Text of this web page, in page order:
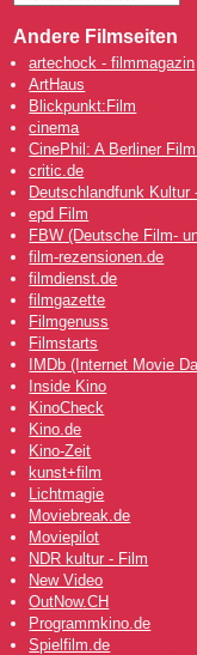
Andere Filmseiten
artechock - filmmagazin
ArtHaus
Blickpunkt:Film
cinema
CinePhil: A Berliner
critic.de
Deutschlandfunk Kultur
epd Film
FBW (Deutsche Film-
film-rezensionen.de
filmdienst.de
filmgazette
Filmgenuss
Filmstarts
IMDb (Internet Movie
Inside Kino
KinoCheck
Kino.de
Kino-Zeit
kunst+film
Lichtmagie
Moviebreak.de
Moviepilot
NDR kultur - Film
New Video
OutNow.CH
Programmkino.de
Spielfilm.de